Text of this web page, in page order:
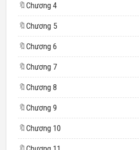
🔖 Chương 4
🔖 Chương 5
🔖 Chương 6
🔖 Chương 7
🔖 Chương 8
🔖 Chương 9
🔖 Chương 10